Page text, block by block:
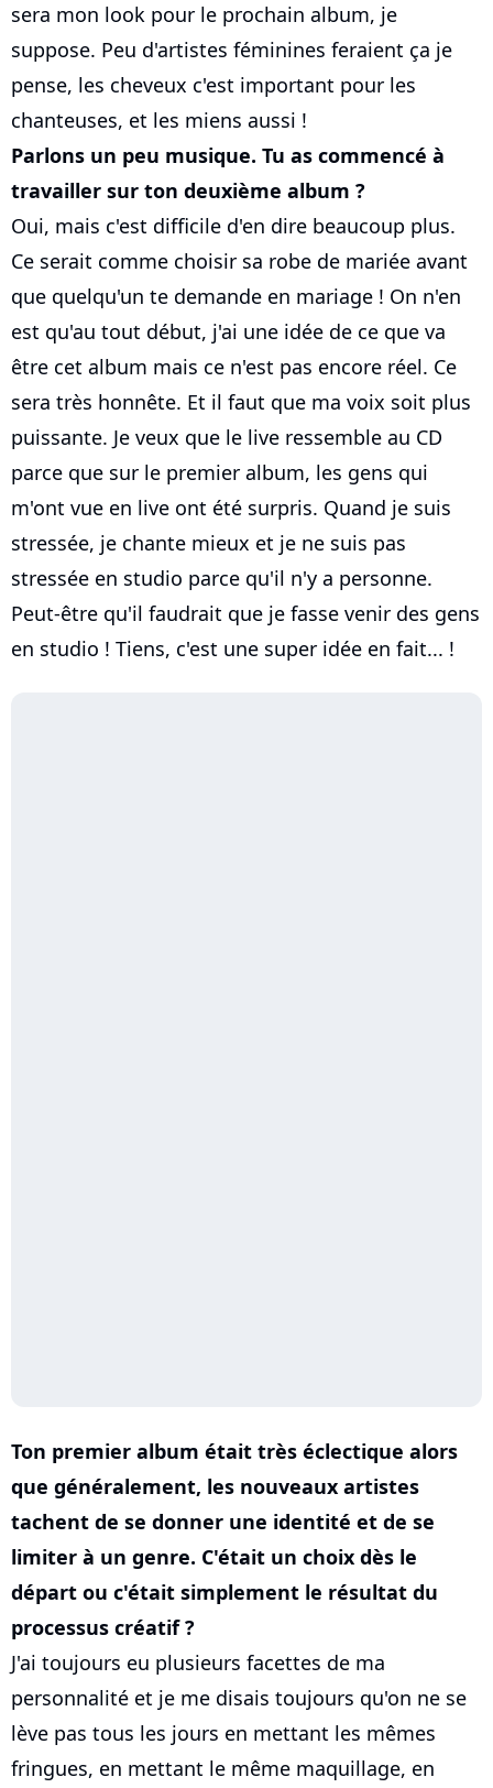
sera mon look pour le prochain album, je
suppose. Peu d'artistes féminines feraient ça je
pense, les cheveux c'est important pour les
chanteuses, et les miens aussi !
Parlons un peu musique. Tu as commencé à
travailler sur ton deuxième album ?
Oui, mais c'est difficile d'en dire beaucoup plus.
Ce serait comme choisir sa robe de mariée avant
que quelqu'un te demande en mariage ! On n'en
est qu'au tout début, j'ai une idée de ce que va
être cet album mais ce n'est pas encore réel. Ce
sera très honnête. Et il faut que ma voix soit plus
puissante. Je veux que le live ressemble au CD
parce que sur le premier album, les gens qui
m'ont vue en live ont été surpris. Quand je suis
stressée, je chante mieux et je ne suis pas
stressée en studio parce qu'il n'y a personne.
Peut-être qu'il faudrait que je fasse venir des gens
en studio ! Tiens, c'est une super idée en fait... !
Ton premier album était très éclectique alors
que généralement, les nouveaux artistes
tachent de se donner une identité et de se
limiter à un genre. C'était un choix dès le
départ ou c'était simplement le résultat du
processus créatif ?
J'ai toujours eu plusieurs facettes de ma
personnalité et je me disais toujours qu'on ne se
lève pas tous les jours en mettant les mêmes
fringues, en mettant le même maquillage, en